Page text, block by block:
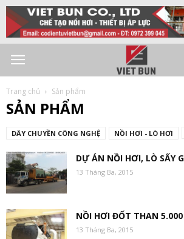
Trang chủ Sản phẩm
SẢN PHẨM
DÂY CHUYỀN CÔNG NGHỆ NỒI HƠI - LÒ HƠI
DỰ ÁN NỒI HƠI, LÒ SẤY
13 Tháng Ba, 2015
NỒI HƠI ĐỐT THAN
13 Tháng Ba, 2015